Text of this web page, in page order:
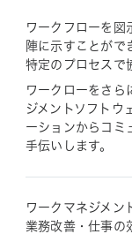
ワークフローを図
陣に示すことがで
特定のプロセスで
ワークローをさら
ジメントソフトウ
ーションからコミ
手伝いします。
ワークマネジメン
業務改善・仕事の